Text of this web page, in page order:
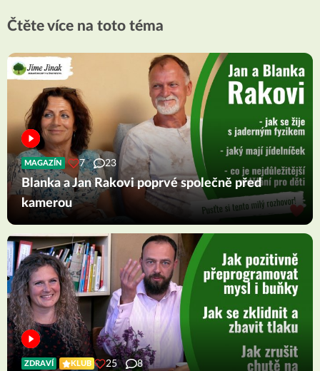
Čtěte více na toto téma
MAGAZÍN 7 23
Blanka a Jan Rakovi poprvé společně před
kamerou
ZDRAVÍ KLUB 25 8